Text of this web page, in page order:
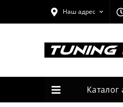
Наш адрес
Каталог